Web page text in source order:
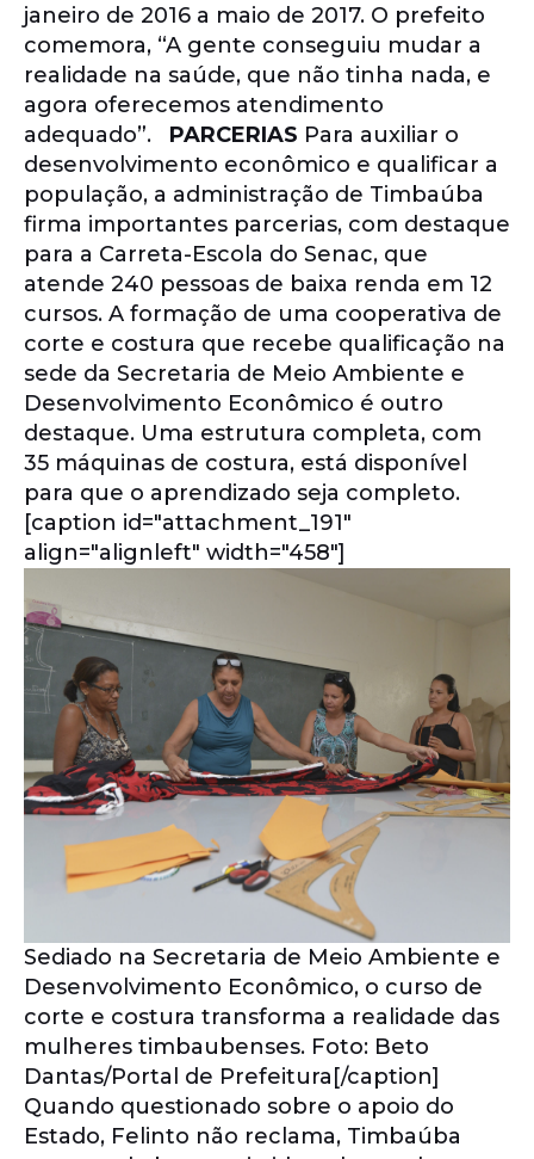
janeiro de 2016 a maio de 2017. O prefeito
comemora, “A gente conseguiu mudar a
realidade na saúde, que não tinha nada, e
agora oferecemos atendimento
adequado”. PARCERIAS Para auxiliar o
desenvolvimento econômico e qualificar a
população, a administração de Timbaúba
firma importantes parcerias, com destaque
para a Carreta-Escola do Senac, que
atende 240 pessoas de baixa renda em 12
cursos. A formação de uma cooperativa de
corte e costura que recebe qualificação na
sede da Secretaria de Meio Ambiente e
Desenvolvimento Econômico é outro
destaque. Uma estrutura completa, com
35 máquinas de costura, está disponível
para que o aprendizado seja completo.
[caption id="attachment_191"
align="alignleft" width="458"]
Sediado na Secretaria de Meio Ambiente e
Desenvolvimento Econômico, o curso de
corte e costura transforma a realidade das
mulheres timbaubenses. Foto: Beto
Dantas/Portal de Prefeitura[/caption]
Quando questionado sobre o apoio do
Estado, Felinto não reclama, Timbaúba